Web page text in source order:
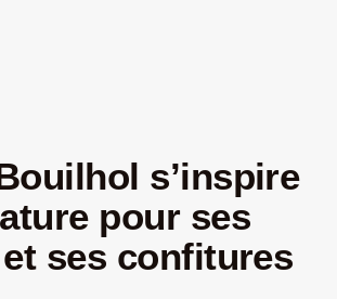
s’inspire
pour ses
ses confitures